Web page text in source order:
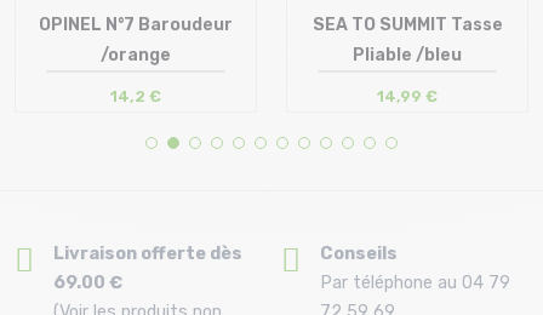
Taille en stock
OPINEL N°7 Baroudeur
/orange
14,2 €
Taille en stock
SEA TO SUMMIT Tasse
Pliable /bleu
14,99 €
Livraison offerte dès
69.00 €
Conseils
Par téléphone au 04 79